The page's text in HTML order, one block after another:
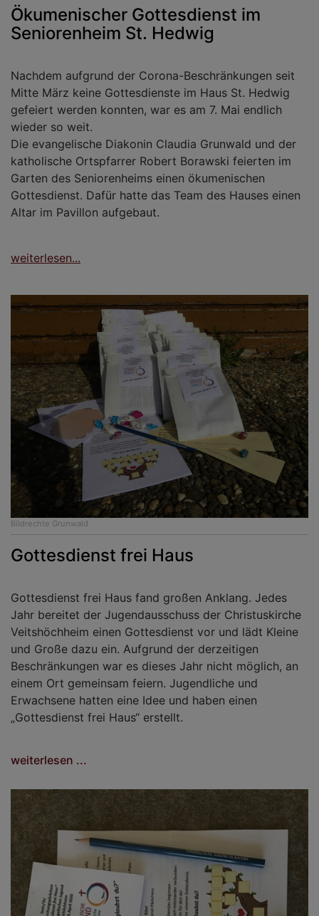
Ökumenischer Gottesdienst im
Seniorenheim St. Hedwig
Nachdem aufgrund der Corona-Beschränkungen seit
Mitte März keine Gottesdienste im Haus St. Hedwig
gefeiert werden konnten, war es am 7. Mai endlich
wieder so weit.
Die evangelische Diakonin Claudia Grunwald und der
katholische Ortspfarrer Robert Borawski feierten im
Garten des Seniorenheims einen ökumenischen
Gottesdienst. Dafür hatte das Team des Hauses einen
Altar im Pavillon aufgebaut.
weiterlesen...
Bildrechte Grunwald
Gottesdienst frei Haus
Gottesdienst frei Haus fand großen Anklang. Jedes
Jahr bereitet der Jugendausschuss der Christuskirche
Veitshöchheim einen Gottesdienst vor und lädt Kleine
und Große dazu ein. Aufgrund der derzeitigen
Beschränkungen war es dieses Jahr nicht möglich, an
einem Ort gemeinsam feiern. Jugendliche und
Erwachsene hatten eine Idee und haben einen
„Gottesdienst frei Haus“ erstellt.
weiterlesen ...